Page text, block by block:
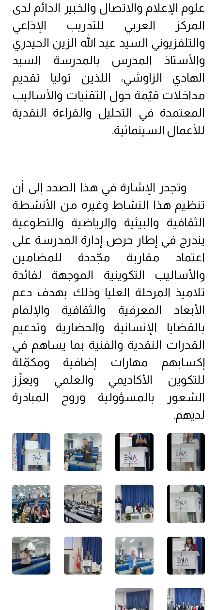
علوم الإعلام والاتصال والخبير الدائم لدى
المركز العربي للتدريب الإذاعي
والتلفزيوني السيد عبد الله الزين الحيدري
والأستاذ المدرس بالمدرسة السيد
الهادي الزاوشي، اللذين توليا تقديم
مداخلات قيّمة حول التقنيات والأساليب
المعتمدة في التحليل والقراءة النقدية
للأعمال السينمائية.
وتجدر الإشارة في هذا الصدد إلى أن
تنظيم هذا النشاط وغيره من الأنشطة
الثقافية والبيئية والرياضية والتطوعية
يندرج في إطار حرص إدارة المدرسة على
اعتماد مقاربة مجّددة للمضامين
والأساليب التكوينية الموجهة لفائدة
تلاميذ المرحلة العليا وذلك بهدف دعم
الأبعاد المعرفية والثقافية والإلمام
بالقضايا الإنسانية والحضارية وتدعيم
القدرات النقدية والفنية بما يساهم في
إكسابهم مهارات إضافية ومكمّلة
للتكوين الأكاديمي والعلمي ويعزّز
الشعور بالمسؤولية وروح المبادرة
لديهم.